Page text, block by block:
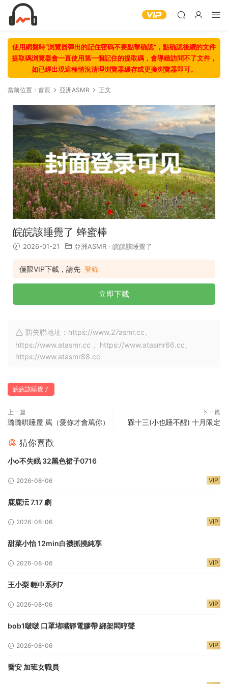
使用網盤時“浏覽器彈出的記住密碼不要點擊确認“，點确認後續的文件
提取碼浏覽器會一直使用第一個記住的提取碼，會導緻訪問不了文件，
如已經出現這種情況清理浏覽器緩存或更換浏覽器即可。
當前位置： 首頁 亞洲ASMR 正文
皖皖該睡覺了 蜂蜜棒
2026-01-21 亞洲ASMR · 皖皖該睡覺了
僅限VIP下載，請先 登錄
立即下載
防失聯地址：https://www.27asmr.cc、
https://www.atasmr.cc 、https://www.atasmr66.cc、
https://www.atasmr88.cc
皖皖該睡覺了
上一篇
璐璐哄睡屋 罵（愛你才會罵你）
下一篇
槑十三(小也睡不醒) 十月限定
猜你喜歡
小o不失眠 32黑色裙子0716
2026-08-06 VIP
鹿鹿沄 7.17 劇
2026-08-06 VIP
甜菜小怡 12min白襪抓撓純享
2026-08-06 VIP
王小梨 輕中系列7
2026-08-06 VIP
bob1啵啵 口罩堵嘴靜電膠帶 綁架悶哼聲
2026-08-06 VIP
喬安 加班女職員